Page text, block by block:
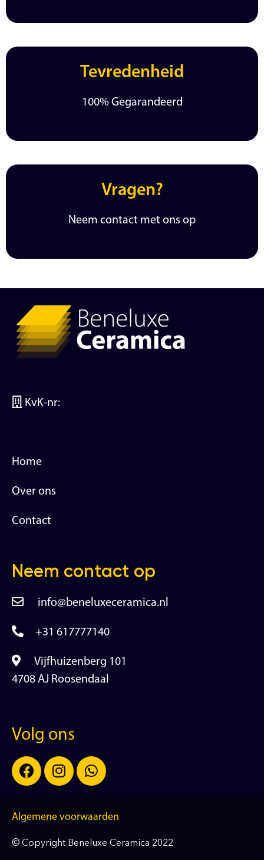
Tevredenheid
100% Gegarandeerd
Vragen?
Neem contact met ons op
KvK-nr:
Home
Over ons
Contact
Neem contact op
info@beneluxeceramica.nl
+31 617777140
Vijfhuizenberg 101
4708 AJ Roosendaal
Volg ons
Algemene voorwaarden
© Copyright Beneluxe Ceramica 2022